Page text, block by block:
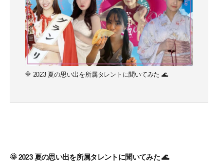
CLOSE
CLOSE
🌞 2023 夏の思い出を所属タレントに聞いてみた 🌊
🌞 2023 夏の思い出を所属タレントに聞いてみた 🌊